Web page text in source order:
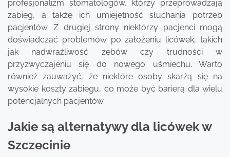
profesjonalizm stomatologów, którzy przeprowadzają
zabieg, a także ich umiejętność słuchania potrzeb
pacjentów. Z drugiej strony niektórzy pacjenci mogą
doświadczać problemów po założeniu licówek, takich
jak nadwrażliwość zębów czy trudności w
przyzwyczajeniu się do nowego uśmiechu. Warto
również zauważyć, że niektóre osoby skarżą się na
wysokie koszty zabiegu, co może być barierą dla wielu
potencjalnych pacjentów.
Jakie są alternatywy dla licówek w
Szczecinie